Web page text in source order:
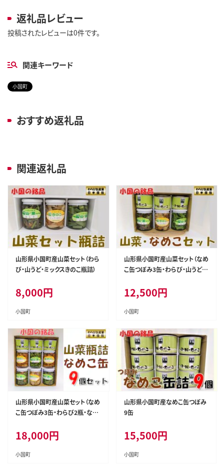
返礼品レビュー
投稿されたレビューは0件です。
関連キーワード
小国町
おすすめ返礼品
関連返礼品
山形県小国町産山菜セット（わら
び・山うど・ミックスきのこ瓶詰）
8,000円
小国町
山形県小国町産山菜セット（なめ
こ缶つぼみ3缶・わらび・山うど・
12,500円
小国町
山形県小国町産山菜セット（なめ
こ缶つぼみ3缶・わらび2瓶・なめ
18,000円
小国町
山形県小国町産なめこ缶つぼみ
9缶
15,500円
小国町